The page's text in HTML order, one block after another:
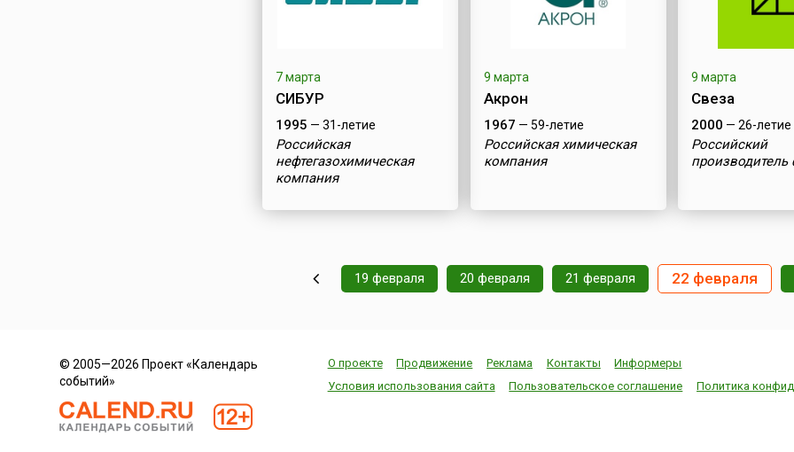
7 марта
СИБУР
1995 — 31-летие
Российская
нефтегазохимическая
компания
9 марта
Акрон
1967 — 59-летие
Российская химическая
компания
9 марта
Свеза
2000 — 26-летие
Российский
19 февраля 20 февраля 21 февраля 22 февраля
© 2005—2026 Проект «Календарь
событий»
О проекте Продвижение Реклама Контакты
Информеры
Условия использования сайта
Пользовательское соглашение Политика